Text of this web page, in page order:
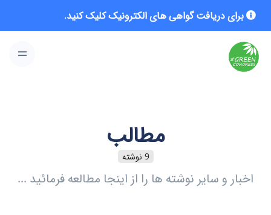
برای دریافت گواهی های الکترونیک کلیک کنید.
مطالب
9 نوشته
اخبار و سایر نوشته ها را از اینجا مطالعه فرمائید ...